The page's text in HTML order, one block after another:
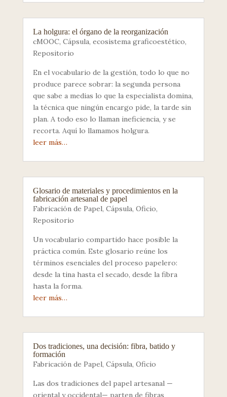
La holgura: el órgano de la reorganización
cMOOC, Cápsula, ecosistema graficoestético,
Repositorio
En el vocabulario de la gestión, todo lo que no
produce parece sobrar: la segunda persona
que sabe a medias lo que la especialista domina,
la técnica que ningún encargo pide, la tarde sin
plan. A todo eso lo llaman ineficiencia, y se
recorta. Aquí lo llamamos holgura.
leer más…
Glosario de materiales y procedimientos en la
fabricación artesanal de papel
Fabricación de Papel, Cápsula, Oficio,
Repositorio
Un vocabulario compartido hace posible la
práctica común. Este glosario reúne los
términos esenciales del proceso papelero:
desde la tina hasta el secado, desde la fibra
hasta la forma.
leer más…
Dos tradiciones, una decisión: fibra, batido y
formación
Fabricación de Papel, Cápsula, Oficio
Las dos tradiciones del papel artesanal —
oriental y occidental— parten de fibras